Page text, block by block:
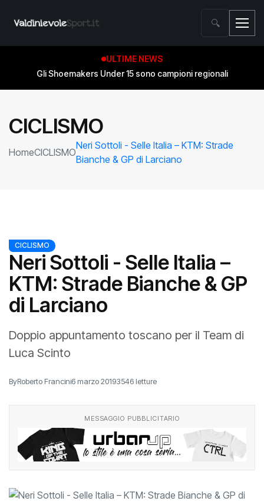
🔍
ULTIME NEWS
Gli Shoemakers Under 15 sono campioni regionali
CICLISMO
HomeCICLISMO
Neri Sottoli - Selle Italia – KTM: Strade
Bianche & GP di Larciano
CICLISMO
Neri Sottoli - Selle Italia –
KTM: Strade Bianche & GP
di Larciano
Doppio appuntamento toscano per il Team di
Luca Scinto
ByRoberto Francini6 marzo 20193546 letture
MESSAGGIO PUBBLICITARIO